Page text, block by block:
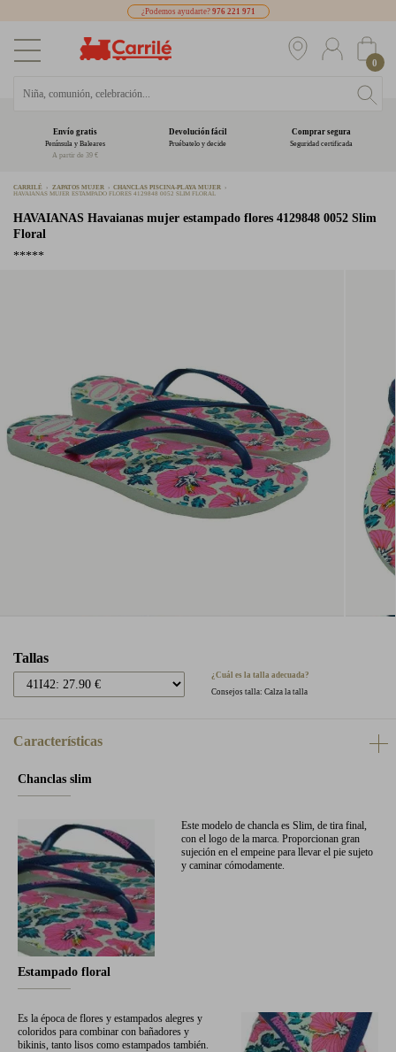
¿Podemos ayudarte? 976 221 971
0
Envío gratis
Península y Baleares
A partir de 39 €
Devolución fácil
Pruébatelo y decide
Comprar segura
Seguridad certificada
CARRILÉ ZAPATOS MUJER
CHANCLAS PISCINA-PLAYA MUJER
HAVAIANAS MUJER ESTAMPADO FLORES 4129848 0052 SLIM FLORAL
HAVAIANAS Havaianas mujer estampado flores 4129848 0052 Slim
Floral
*****
Tallas
¿Cuál es la talla adecuada?
Consejos talla: Calza la talla
Características
Chanclas slim
Este modelo de chancla es Slim, de tira final,
con el logo de la marca. Proporcionan gran
sujeción en el empeine para llevar el pie sujeto
y caminar cómodamente.
Estampado floral
Es la época de flores y estampados alegres y
coloridos para combinar con bañadores y
bikinis, tanto lisos como estampados también.